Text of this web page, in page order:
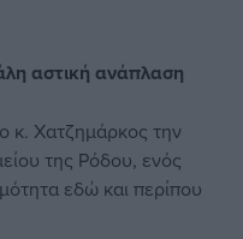
αστική ανάπλαση
κ. Χατζημάρκος την
της Ρόδου, ενός
εδώ και περίπου